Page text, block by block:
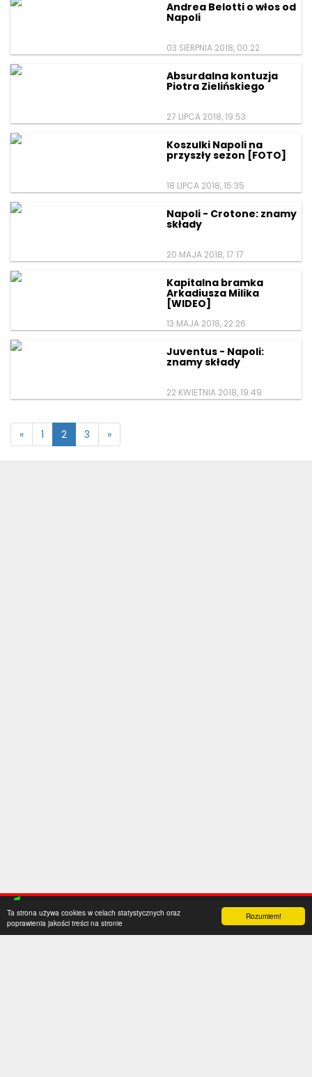
Rozumiem!
Ta strona używa cookies w celach statystycznych oraz
poprawienia jakości treści na stronie
Andrea Belotti o włos od
Napoli
03 SIERPNIA 2018, 00:22
Absurdalna kontuzja
Piotra Zielińskiego
27 LIPCA 2018, 19:53
Koszulki Napoli na
przyszły sezon [FOTO]
18 LIPCA 2018, 15:35
Napoli - Crotone: znamy
składy
20 MAJA 2018, 17:17
Kapitalna bramka
Arkadiusza Milika
[WIDEO]
13 MAJA 2018, 22:26
Juventus - Napoli:
znamy składy
22 KWIETNIA 2018, 19:49
« 1 2 3 »